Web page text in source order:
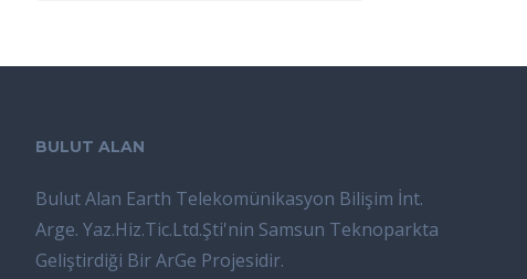
BULUT ALAN
Bulut Alan Earth Telekomünikasyon Bilişim İnt.
Arge. Yaz.Hiz.Tic.Ltd.Şti'nin Samsun Teknoparkta
Geliştirdiği Bir ArGe Projesidir.